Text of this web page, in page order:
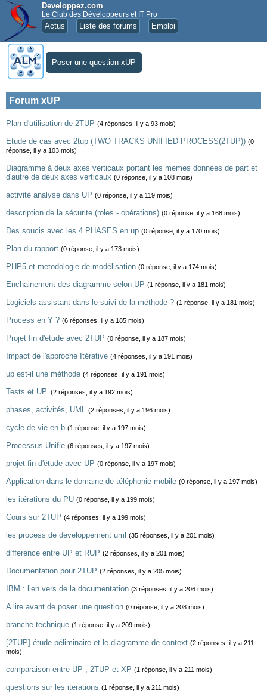
Developpez.com
Le Club des Développeurs et IT Pro
Actus Liste des forums Emploi
Poser une question xUP
Forum xUP
Plan d'utilisation de 2TUP (4 réponses, il y a 93 mois)
Etude de cas avec 2tup (TWO TRACKS UNIFIED PROCESS(2TUP)) (0
réponse, il y a 103 mois)
Diagramme à deux axes verticaux portant les memes données de part et
d'autre de deux axes verticaux (0 réponse, il y a 108 mois)
activité analyse dans UP (0 réponse, il y a 119 mois)
description de la sécurite (roles - opérations) (0 réponse, il y a 168 mois)
Des soucis avec les 4 PHASES en up (0 réponse, il y a 170 mois)
Plan du rapport (0 réponse, il y a 173 mois)
PHP5 et metodologie de modélisation (0 réponse, il y a 174 mois)
Enchainement des diagramme selon UP (1 réponse, il y a 181 mois)
Logiciels assistant dans le suivi de la méthode ? (1 réponse, il y a 181 mois)
Process en Y ? (6 réponses, il y a 185 mois)
Projet fin d'etude avec 2TUP (0 réponse, il y a 187 mois)
Impact de l'approche Itérative (4 réponses, il y a 191 mois)
up est-il une méthode (4 réponses, il y a 191 mois)
Tests et UP. (2 réponses, il y a 192 mois)
phases, activités, UML (2 réponses, il y a 196 mois)
cycle de vie en b (1 réponse, il y a 197 mois)
Processus Unifie (6 réponses, il y a 197 mois)
projet fin d'étude avec UP (0 réponse, il y a 197 mois)
Application dans le domaine de téléphonie mobile (0 réponse, il y a 197 mois)
les itérations du PU (0 réponse, il y a 199 mois)
Cours sur 2TUP (4 réponses, il y a 199 mois)
les process de developpement uml (35 réponses, il y a 201 mois)
difference entre UP et RUP (2 réponses, il y a 201 mois)
Documentation pour 2TUP (2 réponses, il y a 205 mois)
IBM : lien vers de la documentation (3 réponses, il y a 206 mois)
A lire avant de poser une question (0 réponse, il y a 208 mois)
branche technique (1 réponse, il y a 209 mois)
[2TUP] étude péliminaire et le diagramme de context (2 réponses, il y a 211
mois)
comparaison entre UP , 2TUP et XP (1 réponse, il y a 211 mois)
questions sur les iterations (1 réponse, il y a 211 mois)